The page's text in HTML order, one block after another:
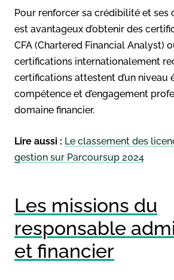
Pour renforcer sa crédibilité et ses
est avantageux d’obtenir des
CFA (Chartered Financial Analyst)
certifications internationalement
certifications attestent d’un niveau
compétence et d’engagement
domaine financier.
Lire aussi : Le classement des
gestion sur Parcoursup 2024
Les missions du
responsable
et financier